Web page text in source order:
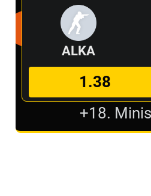
ALKA
1.38
+18.